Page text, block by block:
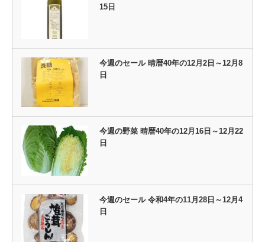
15日
今週のセール 晴暦40年の12月2日～12月8
日
今週の野菜 晴暦40年の12月16日～12月22
日
今週のセール 令和4年の11月28日～12月4
日